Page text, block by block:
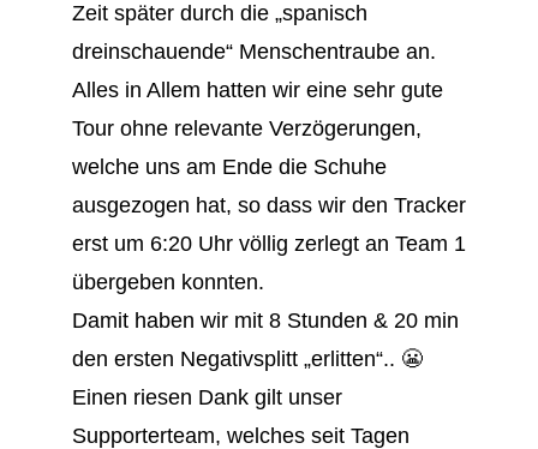
Zeit später durch die „spanisch
dreinschauende“ Menschentraube an.
Alles in Allem hatten wir eine sehr gute
Tour ohne relevante Verzögerungen,
welche uns am Ende die Schuhe
ausgezogen hat, so dass wir den Tracker
erst um 6:20 Uhr völlig zerlegt an Team 1
übergeben konnten.
Damit haben wir mit 8 Stunden & 20 min
den ersten Negativsplitt „erlitten“.. 😬
Einen riesen Dank gilt unser
Supporterteam, welches seit Tagen